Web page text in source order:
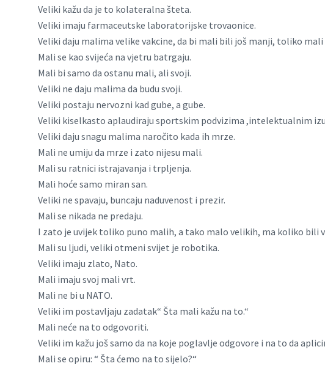
Veliki kažu da je to kolateralna šteta.
Veliki imaju farmaceutske laboratorijske trovaonice.
Veliki daju malima velike vakcine, da bi mali bili još manji, toliko mali
Mali se kao svijeća na vjetru batrgaju.
Mali bi samo da ostanu mali, ali svoji.
Veliki ne daju malima da budu svoji.
Veliki postaju nervozni kad gube, a gube.
Veliki kiselkasto aplaudiraju sportskim podvizima ,intelektualnim
Veliki daju snagu malima naročito kada ih mrze.
Mali ne umiju da mrze i zato nijesu mali.
Mali su ratnici istrajavanja i trpljenja.
Mali hoće samo miran san.
Veliki ne spavaju, buncaju naduvenost i prezir.
Mali se nikada ne predaju.
I zato je uvijek toliko puno malih, a tako malo velikih, ma koliko bili
Mali su ljudi, veliki otmeni svijet je robotika.
Veliki imaju zlato, Nato.
Mali imaju svoj mali vrt.
Mali ne bi u NATO.
Veliki im postavljaju zadatak“ Šta mali kažu na to.“
Mali neće na to odgovoriti.
Veliki im kažu još samo da na koje poglavlje odgovore i na to da
Mali se opiru: “ Šta ćemo na to sijelo?“